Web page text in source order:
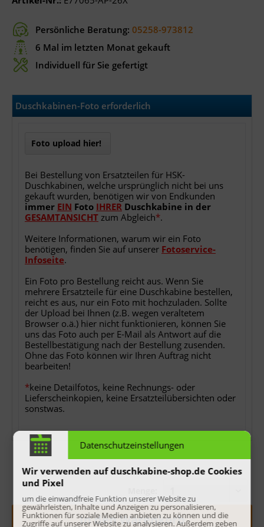
Persönliche Beratung: 05258-973812
6 Mal im letzten Monat gekauft
Individuell für Sie gefertigt
Duschkabinen-Foto erforderlich
Foto upload hier!
Bei Bestellung von Ersatzteilen für HSK-
Duschkabinen, welche ursprünglich nicht bei uns
gekauft wurden, benötigen wir von Endkunden
immer EIN Foto IHRER Duschkabine in der
GESAMTANSICHT zum Abgleich*.
Weitere Informationen, warum wir ein Foto
benötigen, finden Sie auf unserer Fotoservice-
Infoseite.
Ein Foto pro Bestellung reicht aus. Wenn Sie
mehrere Ersatzteile für eine Duschkabine bestellen,
reicht es aus, nur ein Foto mit hochzuladen. Sollte
der Upload bei Ihnen (z.B. wegen veraltetem
Browser o.ä.) hier nicht funktionieren, können Sie
uns das Foto auch per E-Mail als Antwort auf die
Bestellbestätigung nach der Bestellung zusenden.
Ohne das Foto können wir Ihren Auftrag nicht
bearbeiten!
*keine Detailfotos, keine Rechnungs- oder
Lieferscheinkopien, keine Ersatzteilübersichten oder
sonstwas.
In denWarenkorb
Datenschutzeinstellungen
Wir verwenden auf duschkabine-shop.de Cookies
und Pixel
um die einwandfreie Funktion unserer Website zu
gewährleisten, Inhalte und Anzeigen zu personalisieren,
Funktionen für soziale Medien anbieten zu können und die
Zugriffe auf unserer Website zu analysieren. Außerdem geben